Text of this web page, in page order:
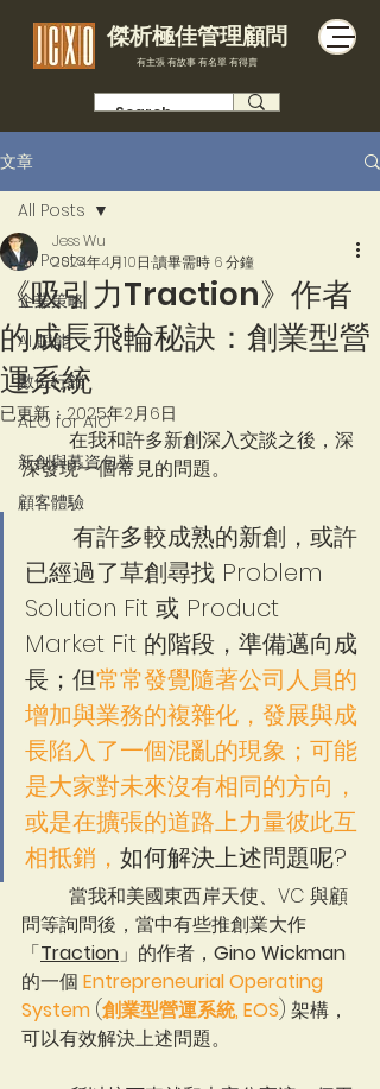
傑析極佳管理顧問
有主張 有故事 有名單 有得賣
文章
All Posts
企業策略
AI 賦能
數位行銷
AEO for AIO
新創與募資包裝
顧客體驗
All Posts
《吸引力Traction》作者
的成長飛輪秘訣：創業型營
運系統
Jess Wu
2024年4月10日 讀畢需時 6 分鐘
已更新：2025年2月6日
深發現一個常見的問題。
已經過了草創尋找 Problem
Solution Fit 或 Product
Market Fit 的階段，準備邁向成
長；但常常發覺隨著公司人員的
增加與業務的複雜化，發展與成
長陷入了一個混亂的現象；可能
是大家對未來沒有相同的方向，
或是在擴張的道路上力量彼此互
相抵銷， 如何解決上述問題呢?
問等詢問後，當中有些推創業大作
「Traction 」的作者， Gino Wickman
的一個 Entrepreneurial Operating
System (創業型營運系統, EOS) 架構，
可以有效解決上述問題。